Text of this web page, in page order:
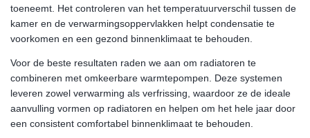
toeneemt. Het controleren van het temperatuurverschil tussen de
kamer en de verwarmingsoppervlakken helpt condensatie te
voorkomen en een gezond binnenklimaat te behouden.
Voor de beste resultaten raden we aan om radiatoren te
combineren met omkeerbare warmtepompen. Deze systemen
leveren zowel verwarming als verfrissing, waardoor ze de ideale
aanvulling vormen op radiatoren en helpen om het hele jaar door
een consistent comfortabel binnenklimaat te behouden.